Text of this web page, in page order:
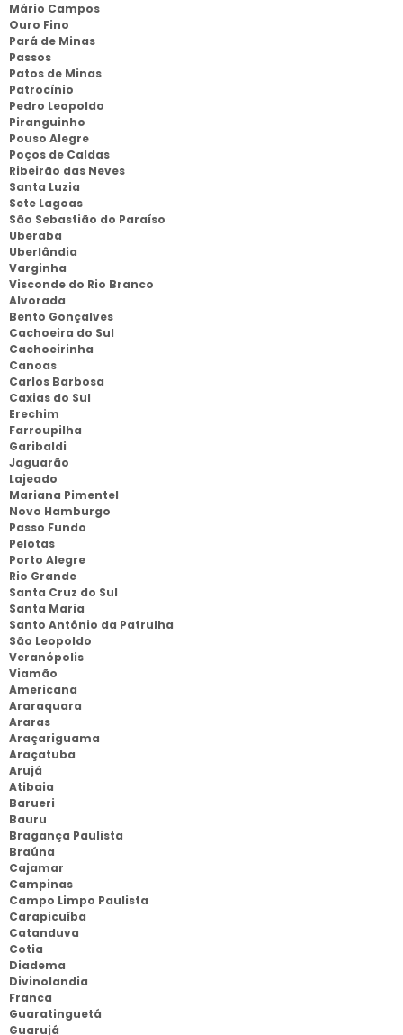
Mário Campos
Ouro Fino
Pará de Minas
Passos
Patos de Minas
Patrocínio
Pedro Leopoldo
Piranguinho
Pouso Alegre
Poços de Caldas
Ribeirão das Neves
Santa Luzia
Sete Lagoas
São Sebastião do Paraíso
Uberaba
Uberlândia
Varginha
Visconde do Rio Branco
Alvorada
Bento Gonçalves
Cachoeira do Sul
Cachoeirinha
Canoas
Carlos Barbosa
Caxias do Sul
Erechim
Farroupilha
Garibaldi
Jaguarão
Lajeado
Mariana Pimentel
Novo Hamburgo
Passo Fundo
Pelotas
Porto Alegre
Rio Grande
Santa Cruz do Sul
Santa Maria
Santo Antônio da Patrulha
São Leopoldo
Veranópolis
Viamão
Americana
Araraquara
Araras
Araçariguama
Araçatuba
Arujá
Atibaia
Barueri
Bauru
Bragança Paulista
Braúna
Cajamar
Campinas
Campo Limpo Paulista
Carapicuíba
Catanduva
Cotia
Diadema
Divinolandia
Franca
Guaratinguetá
Guarujá